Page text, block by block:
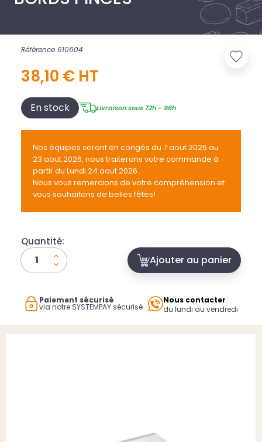
Référence 610604
38,10 € HT
En stock Livraison sous 72h - 96h
Nos équipes seront en congés du 7 aout 2026 au
23 aout 2026, nous traiterons votre commande à
partir du Lundi 24 aout 2026.
Nous vous remercions de votre compréhension et
vous souhaitons de belles fêtes!
Quantité:
Ajouter au panier
Paiement sécurisé
via notre SYSTEMPAY sécurisé
Nous contacter
du lundi au vendredi